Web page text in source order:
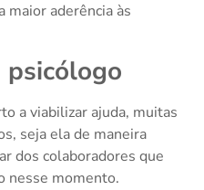
maior aderência às
a viabilizar ajuda, muitas
seja ela de maneira
dos colaboradores que
nesse momento.